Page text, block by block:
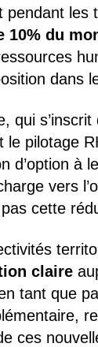
pendant les
10% du
dans
qui
le pilotage
d’option à
vers
cette
claire
tant que
ces